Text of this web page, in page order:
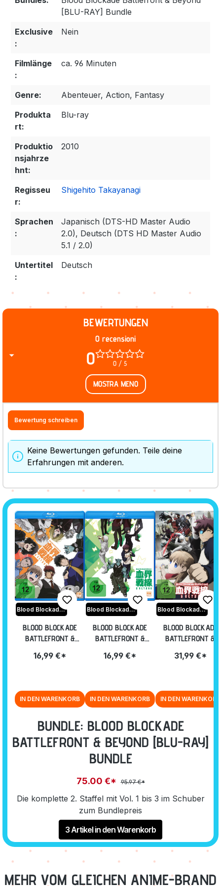
[BLU-RAY] Bundle
Exclusive
:
Nein
Filmlänge
:
ca. 96 Minuten
Genre:
Abenteuer, Action, Fantasy
Produkta
rt:
Blu-ray
Produktio
nsjahrze
hnt:
2010
Regisseu
r:
Shigehito Takayanagi
Sprachen
:
Japanisch (DTS-HD Master Audio
2.0), Deutsch (DTS HD Master Audio
5.1 / 2.0)
Untertitel
:
Deutsch
BEWERTUNGEN
0 0 / 5
0 recensioni
MOSTRA MENO
Bewertung schreiben
Keine Bewertungen gefunden. Teile deine
Erfahrungen mit anderen.
BUNDLE: BLOOD BLOCKADE
BATTLEFRONT & BEYOND [BLU-RAY]
BUNDLE
75.00 €* 95.97 €*
Die komplette 2. Staffel mit Vol. 1 bis 3 im Schuber
zum Bundlepreis
3 Artikel in den Warenkorb
Blood Blockade Battlefront
BLOOD BLOCKADE
BATTLEFRONT &
EPISODE 09-12
16,99 €*
IN DEN WARENKORB
Blood Blockade Battlefront
BLOOD BLOCKADE
BATTLEFRONT &
EPISODE 05-08
16,99 €*
IN DEN WARENKORB
Blood Blockade Battlefront
BLOOD BLOCKADE
BATTLEFRONT &
EPISODE 01-04
31,99 €*
IN DEN WARENKORB
MEHR VOM GLEICHEN ANIME-BRAND